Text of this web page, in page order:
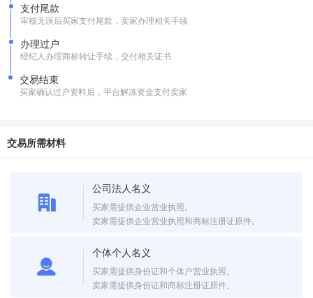
支付尾款
审核无误后买家支付尾款，卖家办理相关手续
办理过户
经纪人办理商标转让手续，交付相关证书
交易结束
买家确认过户资料后，平台解冻资金支付卖家
交易所需材料
公司法人名义
买家需提供企业营业执照。
卖家需提供企业营业执照和商标注册证原件。
个体个人名义
买家需提供身份证和个体户营业执照。
卖家需提供身份证和商标注册证原件。